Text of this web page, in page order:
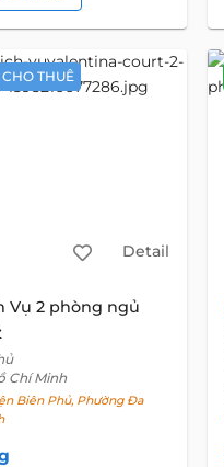
CHO THUÊ
Detail
Vụ 2 phòng ngủ
Chí Minh
Biên Phủ, Phường Đa